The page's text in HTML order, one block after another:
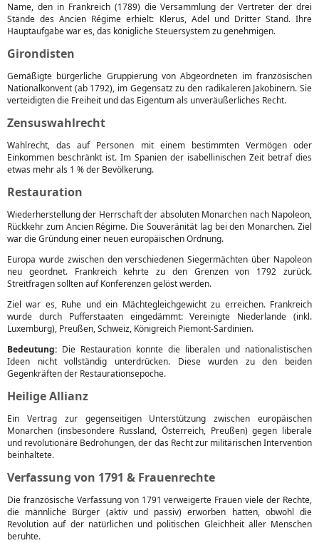
Name, den in Frankreich (1789) die Versammlung der Vertreter der drei
Stände des Ancien Régime erhielt: Klerus, Adel und Dritter Stand. Ihre
Hauptaufgabe war es, das königliche Steuersystem zu genehmigen.
Girondisten
Gemäßigte bürgerliche Gruppierung von Abgeordneten im französischen
Nationalkonvent (ab 1792), im Gegensatz zu den radikaleren Jakobinern. Sie
verteidigten die Freiheit und das Eigentum als unveräußerliches Recht.
Zensuswahlrecht
Wahlrecht, das auf Personen mit einem bestimmten Vermögen oder
Einkommen beschränkt ist. Im Spanien der isabellinischen Zeit betraf dies
etwas mehr als 1 % der Bevölkerung.
Restauration
Wiederherstellung der Herrschaft der absoluten Monarchen nach Napoleon,
Rückkehr zum Ancien Régime. Die Souveränität lag bei den Monarchen. Ziel
war die Gründung einer neuen europäischen Ordnung.
Europa wurde zwischen den verschiedenen Siegermächten über Napoleon
neu geordnet. Frankreich kehrte zu den Grenzen von 1792 zurück.
Streitfragen sollten auf Konferenzen gelöst werden.
Ziel war es, Ruhe und ein Mächtegleichgewicht zu erreichen. Frankreich
wurde durch Pufferstaaten eingedämmt: Vereinigte Niederlande (inkl.
Luxemburg), Preußen, Schweiz, Königreich Piemont-Sardinien.
Bedeutung: Die Restauration konnte die liberalen und nationalistischen
Ideen nicht vollständig unterdrücken. Diese wurden zu den beiden
Gegenkräften der Restaurationsepoche.
Heilige Allianz
Ein Vertrag zur gegenseitigen Unterstützung zwischen europäischen
Monarchen (insbesondere Russland, Österreich, Preußen) gegen liberale
und revolutionäre Bedrohungen, der das Recht zur militärischen Intervention
beinhaltete.
Verfassung von 1791 & Frauenrechte
Die französische Verfassung von 1791 verweigerte Frauen viele der Rechte,
die männliche Bürger (aktiv und passiv) erworben hatten, obwohl die
Revolution auf der natürlichen und politischen Gleichheit aller Menschen
beruhte.